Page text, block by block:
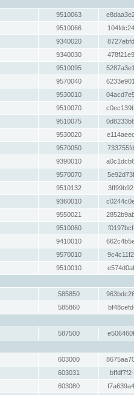
9510063
9510066
9340020
9340030
9510095
9570040
9530010
9510070
9510075
9530020
9570050
9390010
9570070
9510132
9360010
9550021
9510060
9410010
9570010
9510010
585850
585860
587500
603000
603031
603080